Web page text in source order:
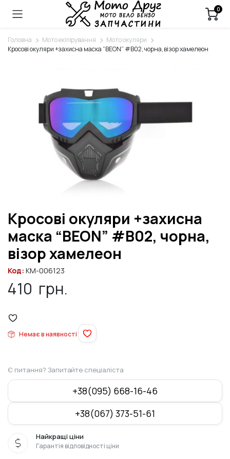
0
Головна Мото екіпірування
Мото окуляри
Кросові окуляри +захисна маска “BEON” #B02, чорна, візор хамелеон
Кросові окуляри +захисна
маска “BEON” #B02, чорна,
візор хамелеон
Код: KM-006123
410 грн.
Немає в наявності
Є питання? Запитайте спеціаліста
+38(095) 668-16-46
+38(067) 373-51-61
Найкращі ціни
Гарантія відповідності ціни